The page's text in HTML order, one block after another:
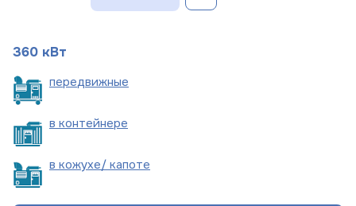
360 кВт
передвижные
в контейнере
в кожухе/ капоте